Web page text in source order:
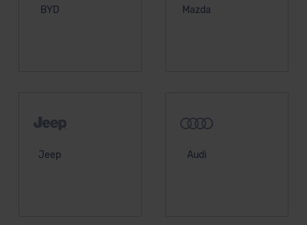
unserem Datenschutzbeauftragten unter
BYD Mazda
Jeep Audi